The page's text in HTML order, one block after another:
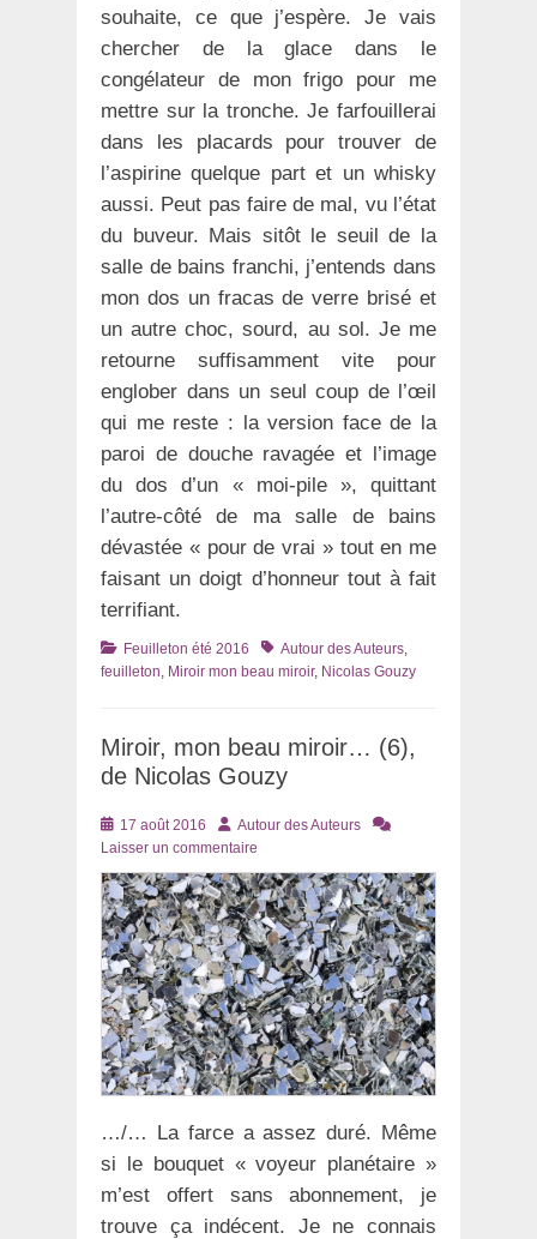
souhaite, ce que j’espère. Je vais
chercher de la glace dans le
congélateur de mon frigo pour me
mettre sur la tronche. Je farfouillerai
dans les placards pour trouver de
l’aspirine quelque part et un whisky
aussi. Peut pas faire de mal, vu l’état
du buveur. Mais sitôt le seuil de la
salle de bains franchi, j’entends dans
mon dos un fracas de verre brisé et
un autre choc, sourd, au sol. Je me
retourne suffisamment vite pour
englober dans un seul coup de l’œil
qui me reste : la version face de la
paroi de douche ravagée et l’image
du dos d’un « moi-pile », quittant
l’autre-côté de ma salle de bains
dévastée « pour de vrai » tout en me
faisant un doigt d’honneur tout à fait
terrifiant.
Catégories
Feuilleton été 2016 TagsAutour des Auteurs,
feuilleton, Miroir mon beau miroir, Nicolas Gouzy
Miroir, mon beau miroir… (6),
de Nicolas Gouzy
Posté
le
17 août 2016 AuteurAutour des Auteurs
Laisser un commentaire
…/… La farce a assez duré. Même
si le bouquet « voyeur planétaire »
m’est offert sans abonnement, je
trouve ça indécent. Je ne connais